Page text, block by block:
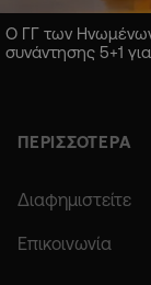
Ο ΓΓ των
συνάντησης 5+1
ΠΕΡΙΣΣΟΤΕΡΑ
Διαφημιστείτε
Επικοινωνία